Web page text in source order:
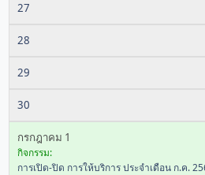
27
28
29
30
กรกฎาคม 1
กิจกรรม:
การเปิด-ปิด การให้บริการ ประจำเดือน ก.ค.